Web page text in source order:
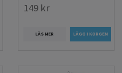
149 kr
LÄS MER